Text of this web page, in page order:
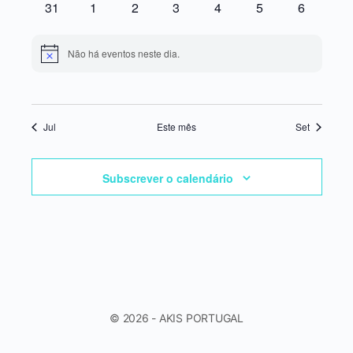
0
31
0
1
0
2
0
3
0
4
0
5
0
6
Aviso Não há eventos neste dia.
Jul Este mês Set
Subscrever o calendário
© 2026 - AKIS PORTUGAL